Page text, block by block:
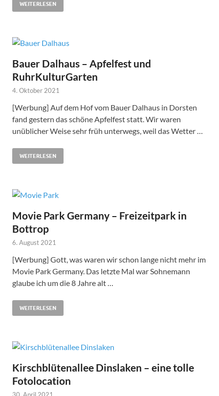
WEITERLESEN
Bauer Dalhaus – Apfelfest und
RuhrKulturGarten
4. Oktober 2021
[Werbung] Auf dem Hof vom Bauer Dalhaus in Dorsten
fand gestern das schöne Apfelfest statt. Wir waren
unüblicher Weise sehr früh unterwegs, weil das Wetter …
WEITERLESEN
Movie Park Germany – Freizeitpark in
Bottrop
6. August 2021
[Werbung] Gott, was waren wir schon lange nicht mehr im
Movie Park Germany. Das letzte Mal war Sohnemann
glaube ich um die 8 Jahre alt …
WEITERLESEN
Kirschblütenallee Dinslaken – eine tolle
Fotolocation